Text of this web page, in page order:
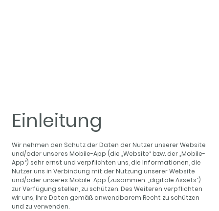
Einleitung
Wir nehmen den Schutz der Daten der Nutzer unserer Website
und/oder unseres Mobile-App (die „Website“ bzw. der „Mobile-
App“) sehr ernst und verpflichten uns, die Informationen, die
Nutzer uns in Verbindung mit der Nutzung unserer Website
und/oder unseres Mobile-App (zusammen: „digitale Assets“)
zur Verfügung stellen, zu schützen. Des Weiteren verpflichten
wir uns, Ihre Daten gemäß anwendbarem Recht zu schützen
und zu verwenden.